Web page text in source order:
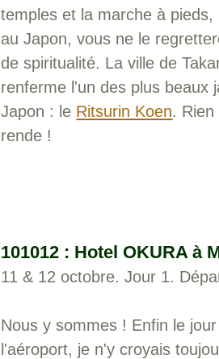
temples et la marche à
au Japon, vous ne le
de spiritualité. La ville de
renferme l'un des plus beaux
Japon : le Ritsurin Koen. Rien
rende !
101012 : Hotel OKURA à
11 & 12 octobre. Jour 1.
Nous y sommes ! Enfin le
l'aéroport, je n'y croyais